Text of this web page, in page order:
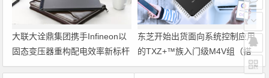
大联大诠鼎集团携手Infineon以
固态变压器重构配电效率新标杆
东芝开始出货面向系统控制应用
的TXZ+™族入门级M4V组（搭
载Arm Cortex‑M4内核的标准微